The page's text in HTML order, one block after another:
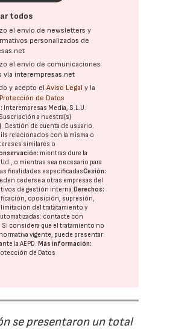
todos
el envío de newsletters y
personalizados de
el envío de comunicaciones
vía interempresas.net
y acepto elAviso Legal y la
de Datos
Interempresas Media, S.L.U.
Suscripción a nuestra(s)
Gestión de cuenta de usuario.
relacionados con la misma o
similares o
mientras dure la
o mientras sea necesario para
finalidades especificadasCesión:
cederse a otras empresas del
de gestión interna.Derechos:
oposición, supresión,
del tratatamiento y
contacte con
. Si considera que el tratamiento no
vigente, puede presentar
laAEPD.Más información:
de Datos
se presentaron un total